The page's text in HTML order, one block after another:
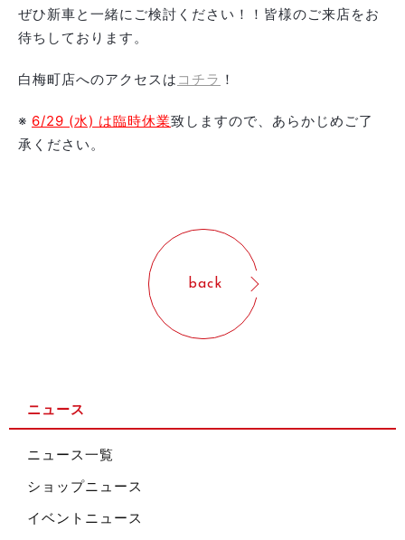
ぜひ新車と一緒にご検討ください！！皆様のご来店をお
待ちしております。
白梅町店へのアクセスは コチラ ！
※ 6/29 (水) は臨時休業致しますので、あらかじめご了
承ください。
back
ニュース
ニュース一覧
ショップニュース
イベントニュース